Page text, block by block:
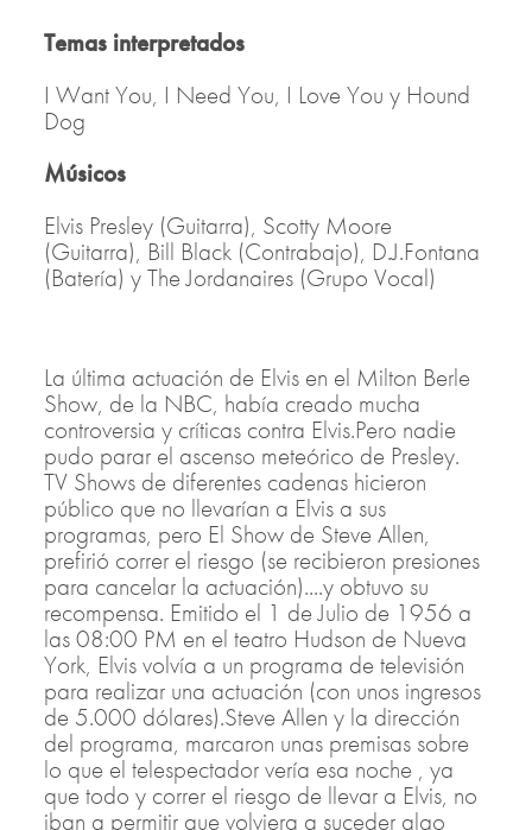
Temas interpretados
I Want You, I Need You, I Love You y Hound
Dog
Músicos
Elvis Presley (Guitarra), Scotty Moore
(Guitarra), Bill Black (Contrabajo), D.J.Fontana
(Batería) y The Jordanaires (Grupo Vocal)
La última actuación de Elvis en el Milton Berle
Show, de la NBC, había creado mucha
controversia y críticas contra Elvis.Pero nadie
pudo parar el ascenso meteórico de Presley.
TV Shows de diferentes cadenas hicieron
público que no llevarían a Elvis a sus
programas, pero El Show de Steve Allen,
prefirió correr el riesgo (se recibieron presiones
para cancelar la actuación)....y obtuvo su
recompensa. Emitido el 1 de Julio de 1956 a
las 08:00 PM en el teatro Hudson de Nueva
York, Elvis volvía a un programa de televisión
para realizar una actuación (con unos ingresos
de 5.000 dólares).Steve Allen y la dirección
del programa, marcaron unas premisas sobre
lo que el telespectador vería esa noche , ya
que todo y correr el riesgo de llevar a Elvis, no
iban a permitir que volviera a suceder algo